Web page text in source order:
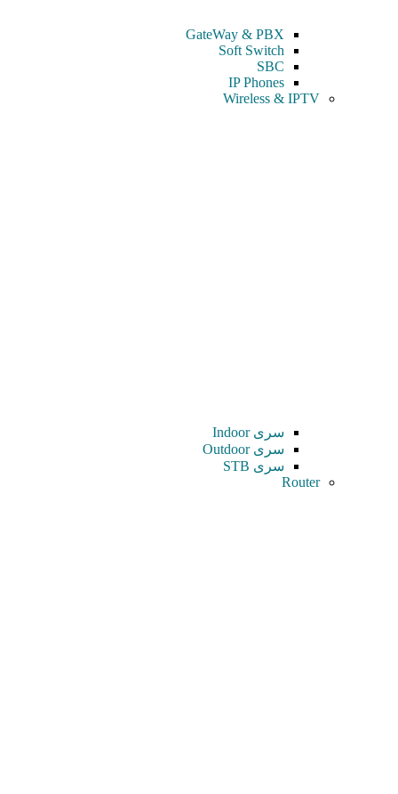
GateWay & PBX
Soft Switch
SBC
IP Phones
Wireless & IPTV
سری Indoor
سری Outdoor
سری STB
Router